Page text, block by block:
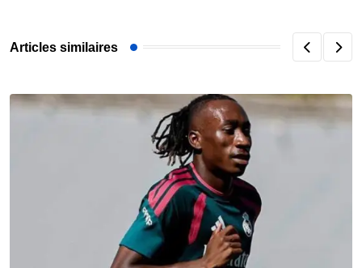
Articles similaires